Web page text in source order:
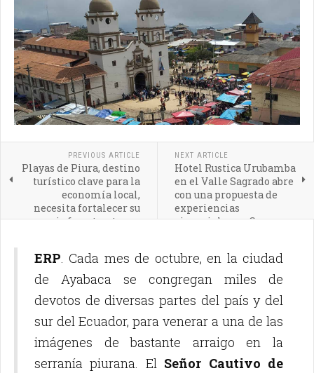
PREVIOUS ARTICLE
Playas de Piura, destino
turístico clave para la
economía local,
necesita fortalecer su
infraestructura y
NEXT ARTICLE
Hotel Rustica Urubamba
en el Valle Sagrado abre
con una propuesta de
experiencias
vivenciales en Cusco
ERP. Cada mes de octubre, en la ciudad
de Ayabaca se congregan miles de
devotos de diversas partes del país y del
sur del Ecuador, para venerar a una de las
imágenes de bastante arraigo en la
serranía piurana. El Señor Cautivo de